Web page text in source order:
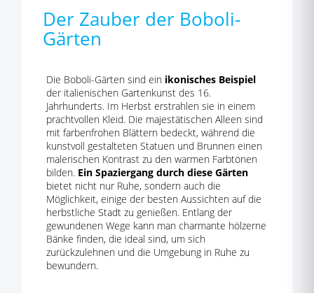
Der Zauber der Boboli-
Gärten
Die Boboli-Gärten sind ein ikonisches Beispiel
der italienischen Gartenkunst des 16.
Jahrhunderts. Im Herbst erstrahlen sie in einem
prachtvollen Kleid. Die majestätischen Alleen sind
mit farbenfrohen Blättern bedeckt, während die
kunstvoll gestalteten Statuen und Brunnen einen
malerischen Kontrast zu den warmen Farbtönen
bilden. Ein Spaziergang durch diese Gärten
bietet nicht nur Ruhe, sondern auch die
Möglichkeit, einige der besten Aussichten auf die
herbstliche Stadt zu genießen. Entlang der
gewundenen Wege kann man charmante hölzerne
Bänke finden, die ideal sind, um sich
zurückzulehnen und die Umgebung in Ruhe zu
bewundern.